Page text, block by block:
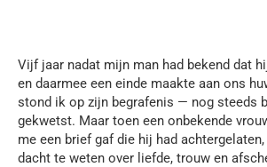
Vijf jaar nadat mijn man had bekend dat
en daarmee een einde maakte aan ons
stond ik op zijn begrafenis — nog steeds
gekwetst. Maar toen een onbekende
me een brief gaf die hij had
dacht te weten over liefde, trouw en